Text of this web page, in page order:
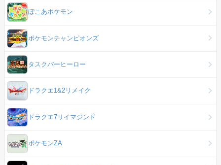
ぽこあポケモン
ポケモンチャンピオンズ
タスクバーヒーロー
ドラクエ1&2リメイク
ドラクエ7リイマジンド
ポケモンZA